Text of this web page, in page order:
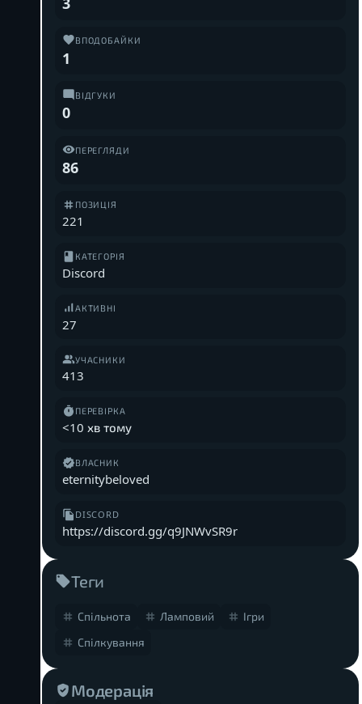
ВПОДОБАЙКИ
1
ВІДГУКИ
0
ПЕРЕГЛЯДИ
86
ПОЗИЦІЯ
221
КАТЕГОРІЯ
Discord
АКТИВНІ
27
УЧАСНИКИ
413
ПЕРЕВІРКА
<10 хв тому
ВЛАСНИК
eternitybeloved
DISCORD
https://discord.gg/q9JNWvSR9r
Теги
Спільнота Ламповий
Ігри
Спілкування
Модерація